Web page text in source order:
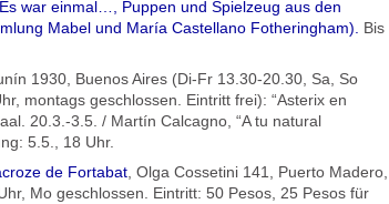
war einmal…, Puppen und Spielzeug aus den
Mabel und María Castellano Fotheringham).
Bis
1930, Buenos Aires (Di-Fr 13.30-20.30, Sa, So
montags geschlossen. Eintritt frei): “Asterix en
20.3.-3.5. / Martín Calcagno, “A tu natural
5.5., 18 Uhr.
de Fortabat, Olga Cossetini 141, Puerto Madero,
Mo geschlossen. Eintritt: 50 Pesos, 25 Pesos für